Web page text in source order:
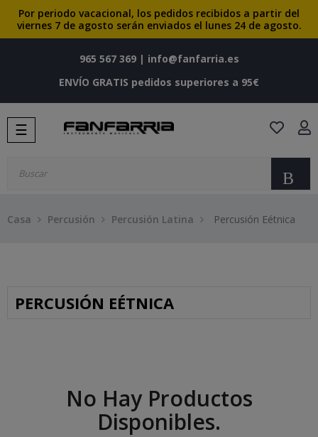
Por periodo vacacional, los pedidos recibidos a partir del
viernes 7 de agosto serán enviados el lunes 24 de agosto.
965 567 369| info@fanfarria.es
ENVÍO GRATIS pedidos superiores a 95€
Navegación
de
☰
Casa Percusión Percusión Latina Percusión Eétnica
PERCUSIÓN EÉTNICA
No Hay Productos
Disponibles.